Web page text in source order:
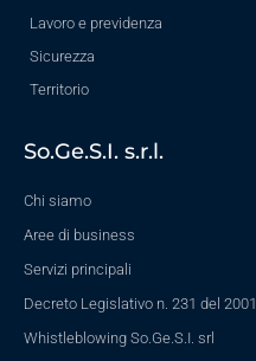
Lavoro e previdenza
Sicurezza
Territorio
So.Ge.S.I. s.r.l.
Chi siamo
Aree di business
Servizi principali
Decreto Legislativo n. 231 del 2001
Whistleblowing So.Ge.S.I. srl